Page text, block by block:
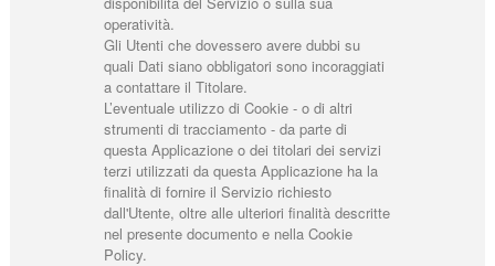
operatività.
Gli Utenti che dovessero avere dubbi su
quali Dati siano obbligatori sono incoraggiati
a contattare il Titolare.
L’eventuale utilizzo di Cookie - o di altri
strumenti di tracciamento - da parte di
questa Applicazione o dei titolari dei servizi
terzi utilizzati da questa Applicazione ha la
finalità di fornire il Servizio richiesto
dall'Utente, oltre alle ulteriori finalità descritte
nel presente documento e nella Cookie
Policy.